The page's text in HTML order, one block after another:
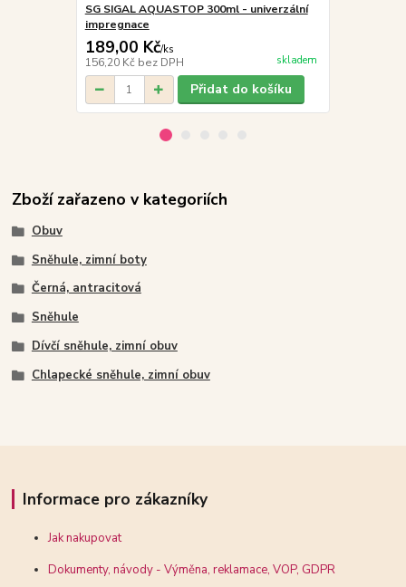
SG SIGAL AQUASTOP 300ml - univerzální
impregnace
189,00 Kč/ks
156,20 Kč bez DPH skladem
Přidat do košíku
Zboží zařazeno v kategoriích
Obuv
Sněhule, zimní boty
Černá, antracitová
Sněhule
Dívčí sněhule, zimní obuv
Chlapecké sněhule, zimní obuv
Informace pro zákazníky
Jak nakupovat
Dokumenty, návody - Výměna, reklamace, VOP, GDPR